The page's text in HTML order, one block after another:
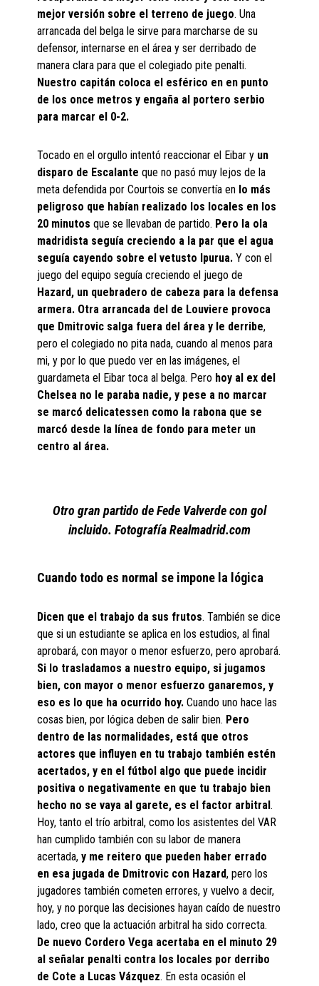
mejor versión sobre el terreno de juego. Una
arrancada del belga le sirve para marcharse de su
defensor, internarse en el área y ser derribado de
manera clara para que el colegiado pite penalti.
Nuestro capitán coloca el esférico en en punto
de los once metros y engaña al portero serbio
para marcar el 0-2.
Tocado en el orgullo intentó reaccionar el Eibar y un
disparo de Escalanteque no pasó muy lejos de la
meta defendida por Courtois se convertía en lo más
peligroso que habían realizado los locales en los
20 minutos que se llevaban de partido. Pero la ola
madridista seguía creciendo a la par que el agua
seguía cayendo sobre el vetusto Ipurua. Y con el
juego del equipo seguía creciendo el juego de
Hazard, un quebradero de cabeza para la defensa
armera. Otra arrancada del de Louviere provoca
que Dmitrovic salga fuera del área y le derribe,
pero el colegiado no pita nada, cuando al menos para
mi, y por lo que puedo ver en las imágenes, el
guardameta el Eibar toca al belga. Pero hoy al ex del
Chelsea no le paraba nadie, y pese a no marcar
se marcó delicatessen como la rabona que se
marcó desde la línea de fondo para meter un
centro al área.
Otro gran partido de Fede Valverde con gol
incluido. Fotografía Realmadrid.com
Cuando todo es normal se impone la lógica
Dicen que el trabajo da sus frutos. También se dice
que si un estudiante se aplica en los estudios, al final
aprobará, con mayor o menor esfuerzo, pero aprobará.
Si lo trasladamos a nuestro equipo, si jugamos
bien, con mayor o menor esfuerzo ganaremos, y
eso es lo que ha ocurrido hoy.Cuando uno hace las
cosas bien, por lógica deben de salir bien. Pero
dentro de las normalidades, está que otros
actores que influyen en tu trabajo también estén
acertados, y en el fútbol algo que puede incidir
positiva o negativamente en que tu trabajo bien
hecho no se vaya al garete, es el factor arbitral.
Hoy, tanto el trío arbitral, como los asistentes del VAR
han cumplido también con su labor de manera
acertada,y me reitero que pueden haber errado
en esa jugada de Dmitrovic con Hazard, pero los
jugadores también cometen errores, y vuelvo a decir,
hoy, y no porque las decisiones hayan caído de nuestro
lado, creo que la actuación arbitral ha sido correcta.
De nuevo Cordero Vega acertaba en el minuto 29
al señalar penalti contra los locales por derribo
de Cote a Lucas Vázquez. En esta ocasión el